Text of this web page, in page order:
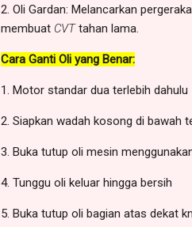
2. Oli Gardan: Melancarkan
membuat CVTtahan lama.
Cara Ganti Oli yang Benar:
1. Motor standar dua terlebih dahulu
2. Siapkan wadah kosong di bawah
3. Buka tutup oli mesin
4. Tunggu oli keluar hingga bersih
5. Buka tutup oli bagian atas dekat